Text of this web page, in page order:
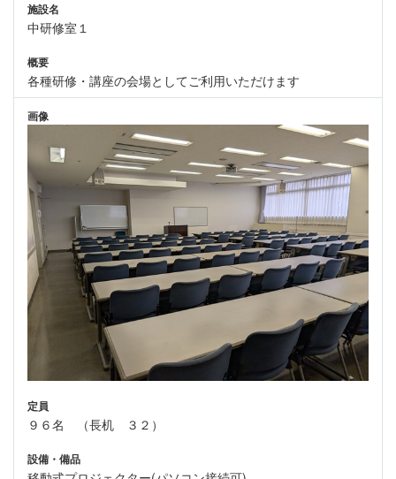
施設名
中研修室１
概要
各種研修・講座の会場としてご利用いただけます
画像
定員
９６名 （長机 ３２）
設備・備品